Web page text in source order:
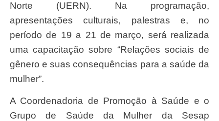
Norte (UERN). Na programação,
apresentações culturais, palestras e, no
período de 19 a 21 de março, será realizada
uma capacitação sobre “Relações sociais de
gênero e suas consequências para a saúde da
mulher”.
A Coordenadoria de Promoção à Saúde e o
Grupo de Saúde da Mulher da Sesap